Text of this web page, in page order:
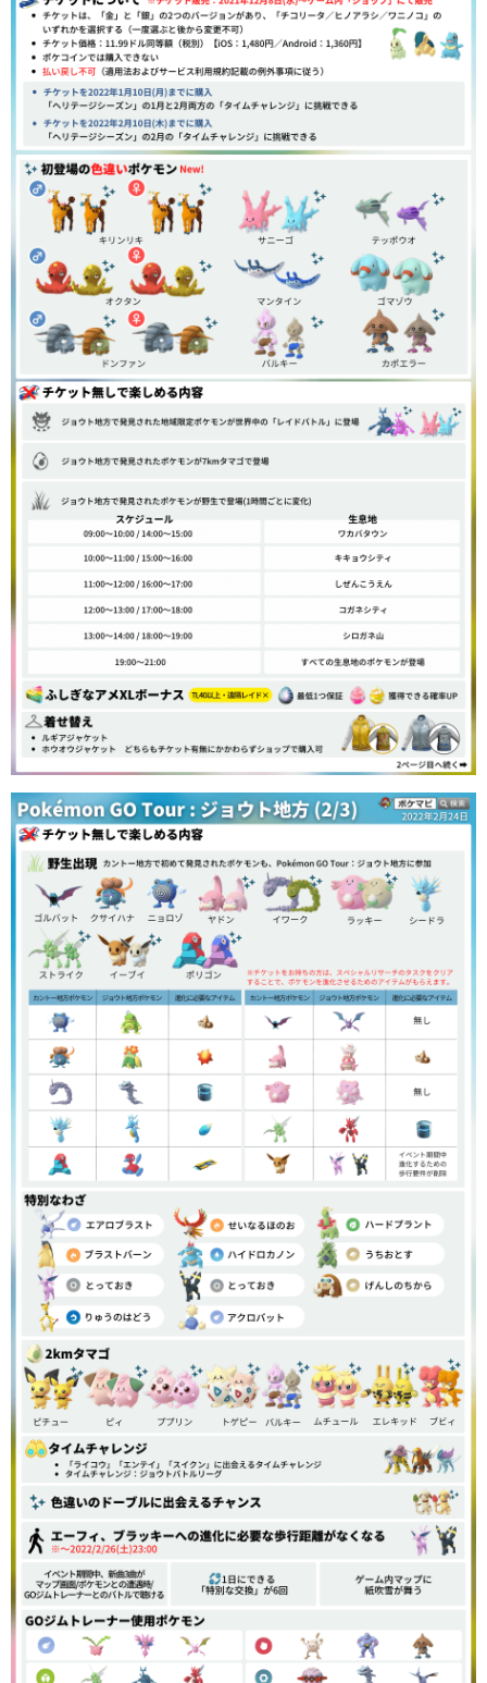
【2022年1月22日】
時間ごとに変わる5つのテーマにあわせた生息地が登場
(2022年1月22日発表)
イベント期間中は3曲の新曲を楽しむことができる
【2022年1月21日】
追加発表された要素（2022年1月21日発表）
【2022年1月20日】
追加発表された要素（2022年1月20日発表）
【2021年12月14日】
「チケット無し」と「チケット購入」で体験できる内
容の比較表